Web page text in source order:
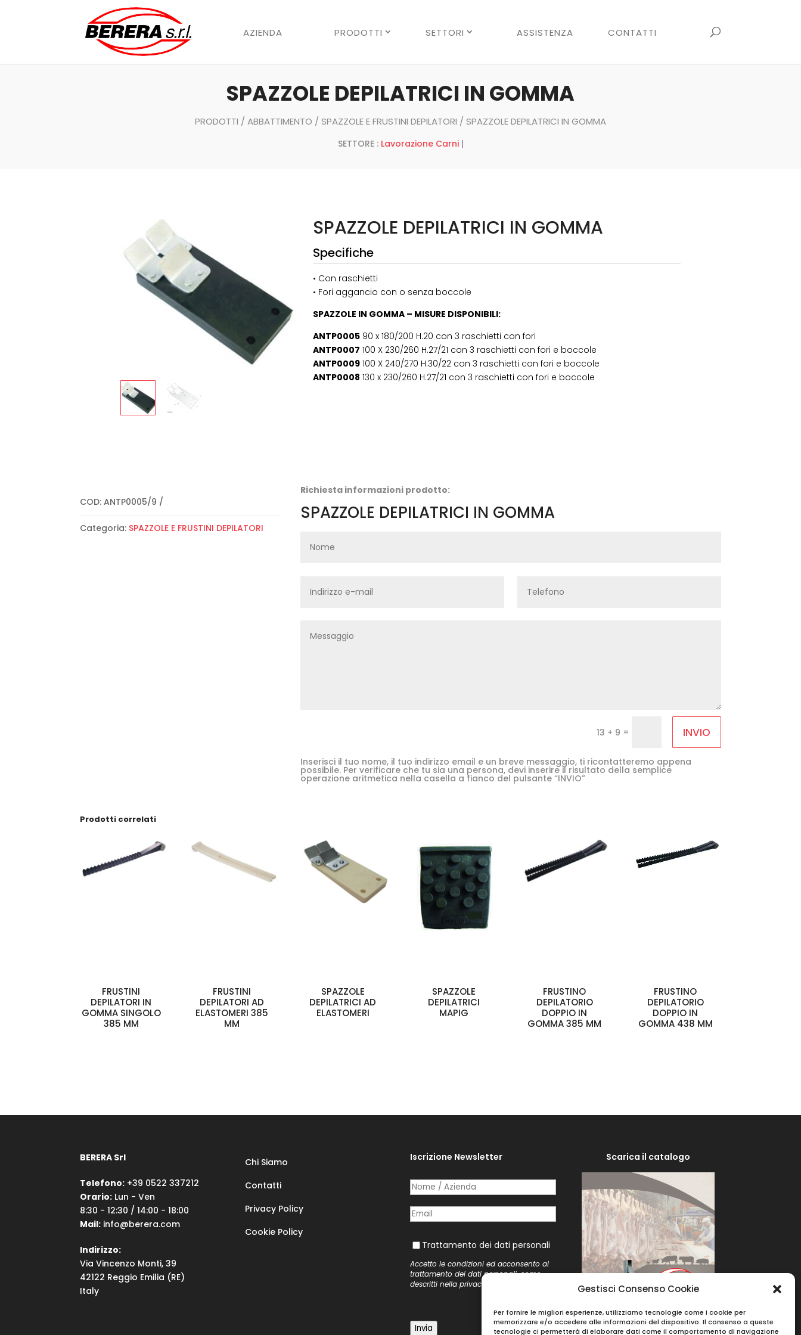
Gestisci Consenso Cookie
Per fornire le migliori esperienze, utilizziamo tecnologie come i cookie per
memorizzare e/o accedere alle informazioni del dispositivo. Il consenso a queste
tecnologie ci permetterà di elaborare dati come il comportamento di navigazione
AZIENDA PRODOTTI SETTORI ASSISTENZA CONTATTI
SPAZZOLE DEPILATRICI IN GOMMA
PRODOTTI / ABBATTIMENTO / SPAZZOLE E FRUSTINI DEPILATORI / SPAZZOLE DEPILATRICI IN GOMMA
SETTORE : Lavorazione Carni|
SPAZZOLE DEPILATRICI IN GOMMA
Specifiche
• Con raschietti
• Fori aggancio con o senza boccole
SPAZZOLE IN GOMMA – MISURE DISPONIBILI:
ANTP000590 x 180/200 H.20 con 3 raschietti con fori
ANTP0007 100 X 230/260 H.27/21 con 3 raschietti con fori e boccole
ANTP0009100 X 240/270 H.30/22 con 3 raschietti con fori e boccole
ANTP0008 130 x 230/260 H.27/21 con 3 raschietti con fori e boccole
COD:ANTP0005/9
Categoria: SPAZZOLE E FRUSTINI DEPILATORI
Richiesta informazioni prodotto:
SPAZZOLE DEPILATRICI IN GOMMA
13 + 9 = INVIO
Inserisci il tuo nome, il tuo indirizzo email e un breve messaggio, ti ricontatteremo appena
possibile. Per verificare che tu sia una persona, devi inserire il risultato della semplice
operazione aritmetica nella casella a fianco del pulsante “INVIO”
Prodotti correlati
FRUSTINI
DEPILATORI IN
GOMMA SINGOLO
385 MM
FRUSTINI
DEPILATORI AD
ELASTOMERI 385
MM
SPAZZOLE
DEPILATRICI AD
ELASTOMERI
SPAZZOLE
DEPILATRICI
MAPIG
FRUSTINO
DEPILATORIO
DOPPIO IN
GOMMA 385 MM
FRUSTINO
DEPILATORIO
DOPPIO IN
GOMMA 438 MM
BERERA Srl
Telefono: +39 0522 337212
Orario: Lun - Ven
8:30 - 12:30 / 14:00 - 18:00
Mail: info@berera.com
Indirizzo:
Via Vincenzo Monti, 39
42122 Reggio Emilia (RE)
Italy
Chi Siamo
Contatti
Privacy Policy
Cookie Policy
Iscrizione Newsletter
Nome /​ Azienda
Posta elettronica
Trattamento dei dati personali
Trattamento dei dati personali
Accetto le condizioni ed acconsento al
trattamento dei dati personali, come
descritti nellaprivacy policy
Invia
Scarica il catalogo